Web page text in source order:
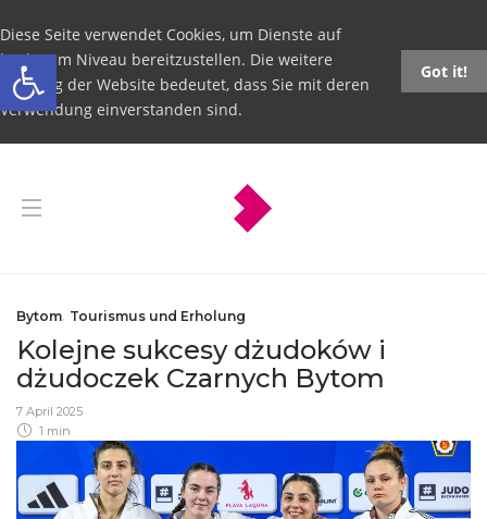
Open toolbar
Diese Seite verwendet Cookies, um Dienste auf
höchstem Niveau bereitzustellen. Die weitere
Nutzung der Website bedeutet, dass Sie mit deren
Verwendung einverstanden sind.
Got it!
Bytom, Tourismus und Erholung
Kolejne sukcesy dżudoków i
dżudoczek Czarnych Bytom
7 April 2025
1 min